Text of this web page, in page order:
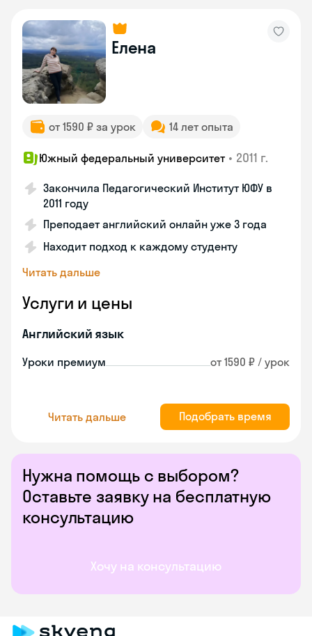
Нужна помощь с выбором?
Оставьте заявку на бесплатную
консультацию
Хочу на консультацию
Елена
от 1590 ₽ за урок 14 лет опыта
Южный федеральный университет • 2011 г.
Закончила Педагогический Институт ЮФУ в
2011 году
Преподает английский онлайн уже 3 года
Находит подход к каждому студенту
Читать дальше
Услуги и цены
Английский язык
Уроки премиум от 1590 ₽ / урок
Читать дальше Подобрать время